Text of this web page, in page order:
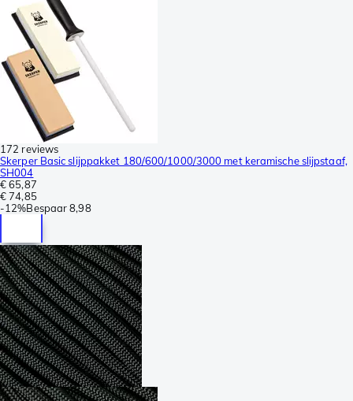
172 reviews
Skerper Basic slijppakket 180/600/1000/3000 met keramische slijpstaaf,
SH004
€ 65,87
€ 74,85
-12%Bespaar 8,98